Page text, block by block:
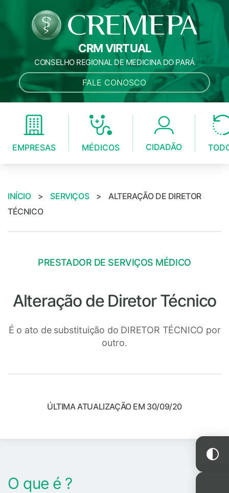
CRM VIRTUAL
CONSELHO REGIONAL DE MEDICINA DO PARÁ
FALE CONOSCO
EMPRESAS MÉDICOS CIDADÃO
INÍCIO > SERVIÇOS >
ALTERAÇÃO DE DIRETOR
TÉCNICO
PRESTADOR DE SERVIÇOS MÉDICO
Alteração de Diretor Técnico
É o ato de substituição do DIRETOR TÉCNICO por
outro.
ÚLTIMA ATUALIZAÇÃO EM 30/09/20
O que é ?